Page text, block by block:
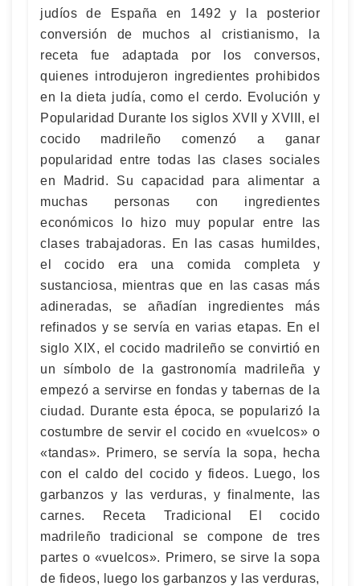
judíos de España en 1492 y la posterior
conversión de muchos al cristianismo, la
receta fue adaptada por los conversos,
quienes introdujeron ingredientes prohibidos
en la dieta judía, como el cerdo. Evolución y
Popularidad Durante los siglos XVII y XVIII, el
cocido madrileño comenzó a ganar
popularidad entre todas las clases sociales
en Madrid. Su capacidad para alimentar a
muchas personas con ingredientes
económicos lo hizo muy popular entre las
clases trabajadoras. En las casas humildes,
el cocido era una comida completa y
sustanciosa, mientras que en las casas más
adineradas, se añadían ingredientes más
refinados y se servía en varias etapas. En el
siglo XIX, el cocido madrileño se convirtió en
un símbolo de la gastronomía madrileña y
empezó a servirse en fondas y tabernas de la
ciudad. Durante esta época, se popularizó la
costumbre de servir el cocido en «vuelcos» o
«tandas». Primero, se servía la sopa, hecha
con el caldo del cocido y fideos. Luego, los
garbanzos y las verduras, y finalmente, las
carnes. Receta Tradicional El cocido
madrileño tradicional se compone de tres
partes o «vuelcos». Primero, se sirve la sopa
de fideos, luego los garbanzos y las verduras,